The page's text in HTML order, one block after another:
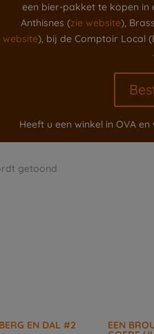
een bier-pakket te kopen in
Anthisnes (zie website),
website), bij de Comptoir Local
Heeft u een winkel in OVA
getoond
EN DAL #2
EEN